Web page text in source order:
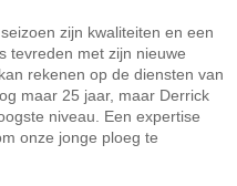
zijn kwaliteiten en een
tevreden met zijn nieuwe
rekenen op de diensten van
maar 25 jaar, maar Derrick
niveau. Een expertise
onze jonge ploeg te